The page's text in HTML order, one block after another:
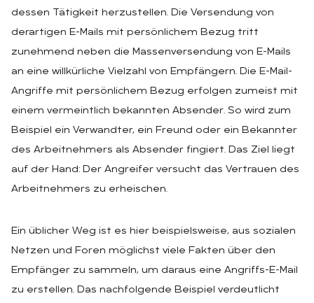
dessen Tätigkeit herzustellen. Die Versendung von
derartigen E-Mails mit persönlichem Bezug tritt
zunehmend neben die Massenversendung von E-Mails
an eine willkürliche Vielzahl von Empfängern. Die E-Mail-
Angriffe mit persönlichem Bezug erfolgen zumeist mit
einem vermeintlich bekannten Absender. So wird zum
Beispiel ein Verwandter, ein Freund oder ein Bekannter
des Arbeitnehmers als Absender fingiert. Das Ziel liegt
auf der Hand: Der Angreifer versucht das Vertrauen des
Arbeitnehmers zu erheischen.
Ein üblicher Weg ist es hier beispielsweise, aus sozialen
Netzen und Foren möglichst viele Fakten über den
Empfänger zu sammeln, um daraus eine Angriffs-E-Mail
zu erstellen. Das nachfolgende Beispiel verdeutlicht